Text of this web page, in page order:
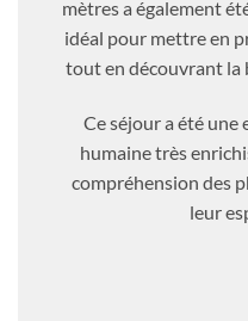
mètres a également
idéal pour mettre en
tout en découvrant la
Ce séjour a été
humaine très
compréhension des
leur